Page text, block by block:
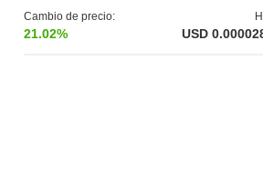
Cambio de precio:
21.02% USD
classificandolo al #4057 posto a livello
di mercato. Questa cifra è calcolata in